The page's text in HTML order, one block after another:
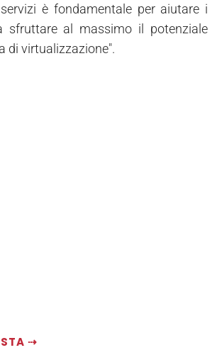
⇢
è fondamentale per aiutare i
sfruttare al massimo il potenziale
di virtualizzazione".